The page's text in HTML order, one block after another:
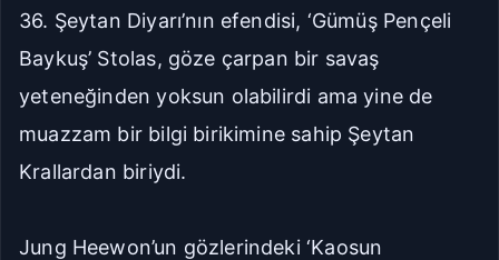
36. Şeytan Diyarı’nın efendisi, ‘Gümüş Pençeli
Baykuş’ Stolas, göze çarpan bir savaş
yeteneğinden yoksun olabilirdi ama yine de
muazzam bir bilgi birikimine sahip Şeytan
Krallardan biriydi.
Jung Heewon’un gözlerindeki ‘Kaosun